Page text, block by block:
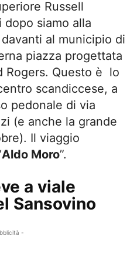
Russell
siamo alla
davanti al municipio di
piazza progettata
Rogers. Questo è lo
scandiccese, a
pedonale di via
(e anche la grande
Il viaggio
Aldo Moro”.
a viale
Sansovino
-